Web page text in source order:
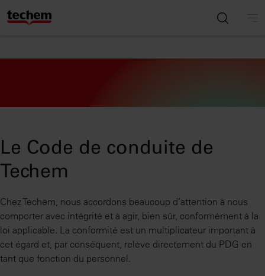
Le Code de conduite de
Techem
Chez Techem, nous accordons beaucoup d’attention à nous
comporter avec intégrité et à agir, bien sûr, conformément à la
loi applicable. La conformité est un multiplicateur important à
cet égard et, par conséquent, relève directement du PDG en
tant que fonction du personnel.